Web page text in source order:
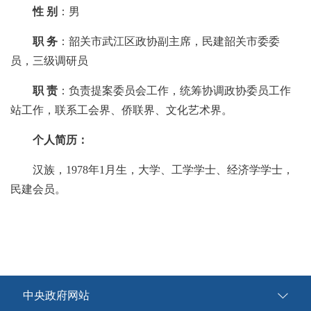
性 别 ：男
职 务 ：韶关市武江区政协副主席，民建韶关市委委
员，三级调研员
职 责 ：负责提案委员会工作，统筹协调政协委员工作
站工作，联系工会界、侨联界、文化艺术界。
个人简历：
汉族，1978年1月生，大学、工学学士、经济学学士，
民建会员。
中央政府网站